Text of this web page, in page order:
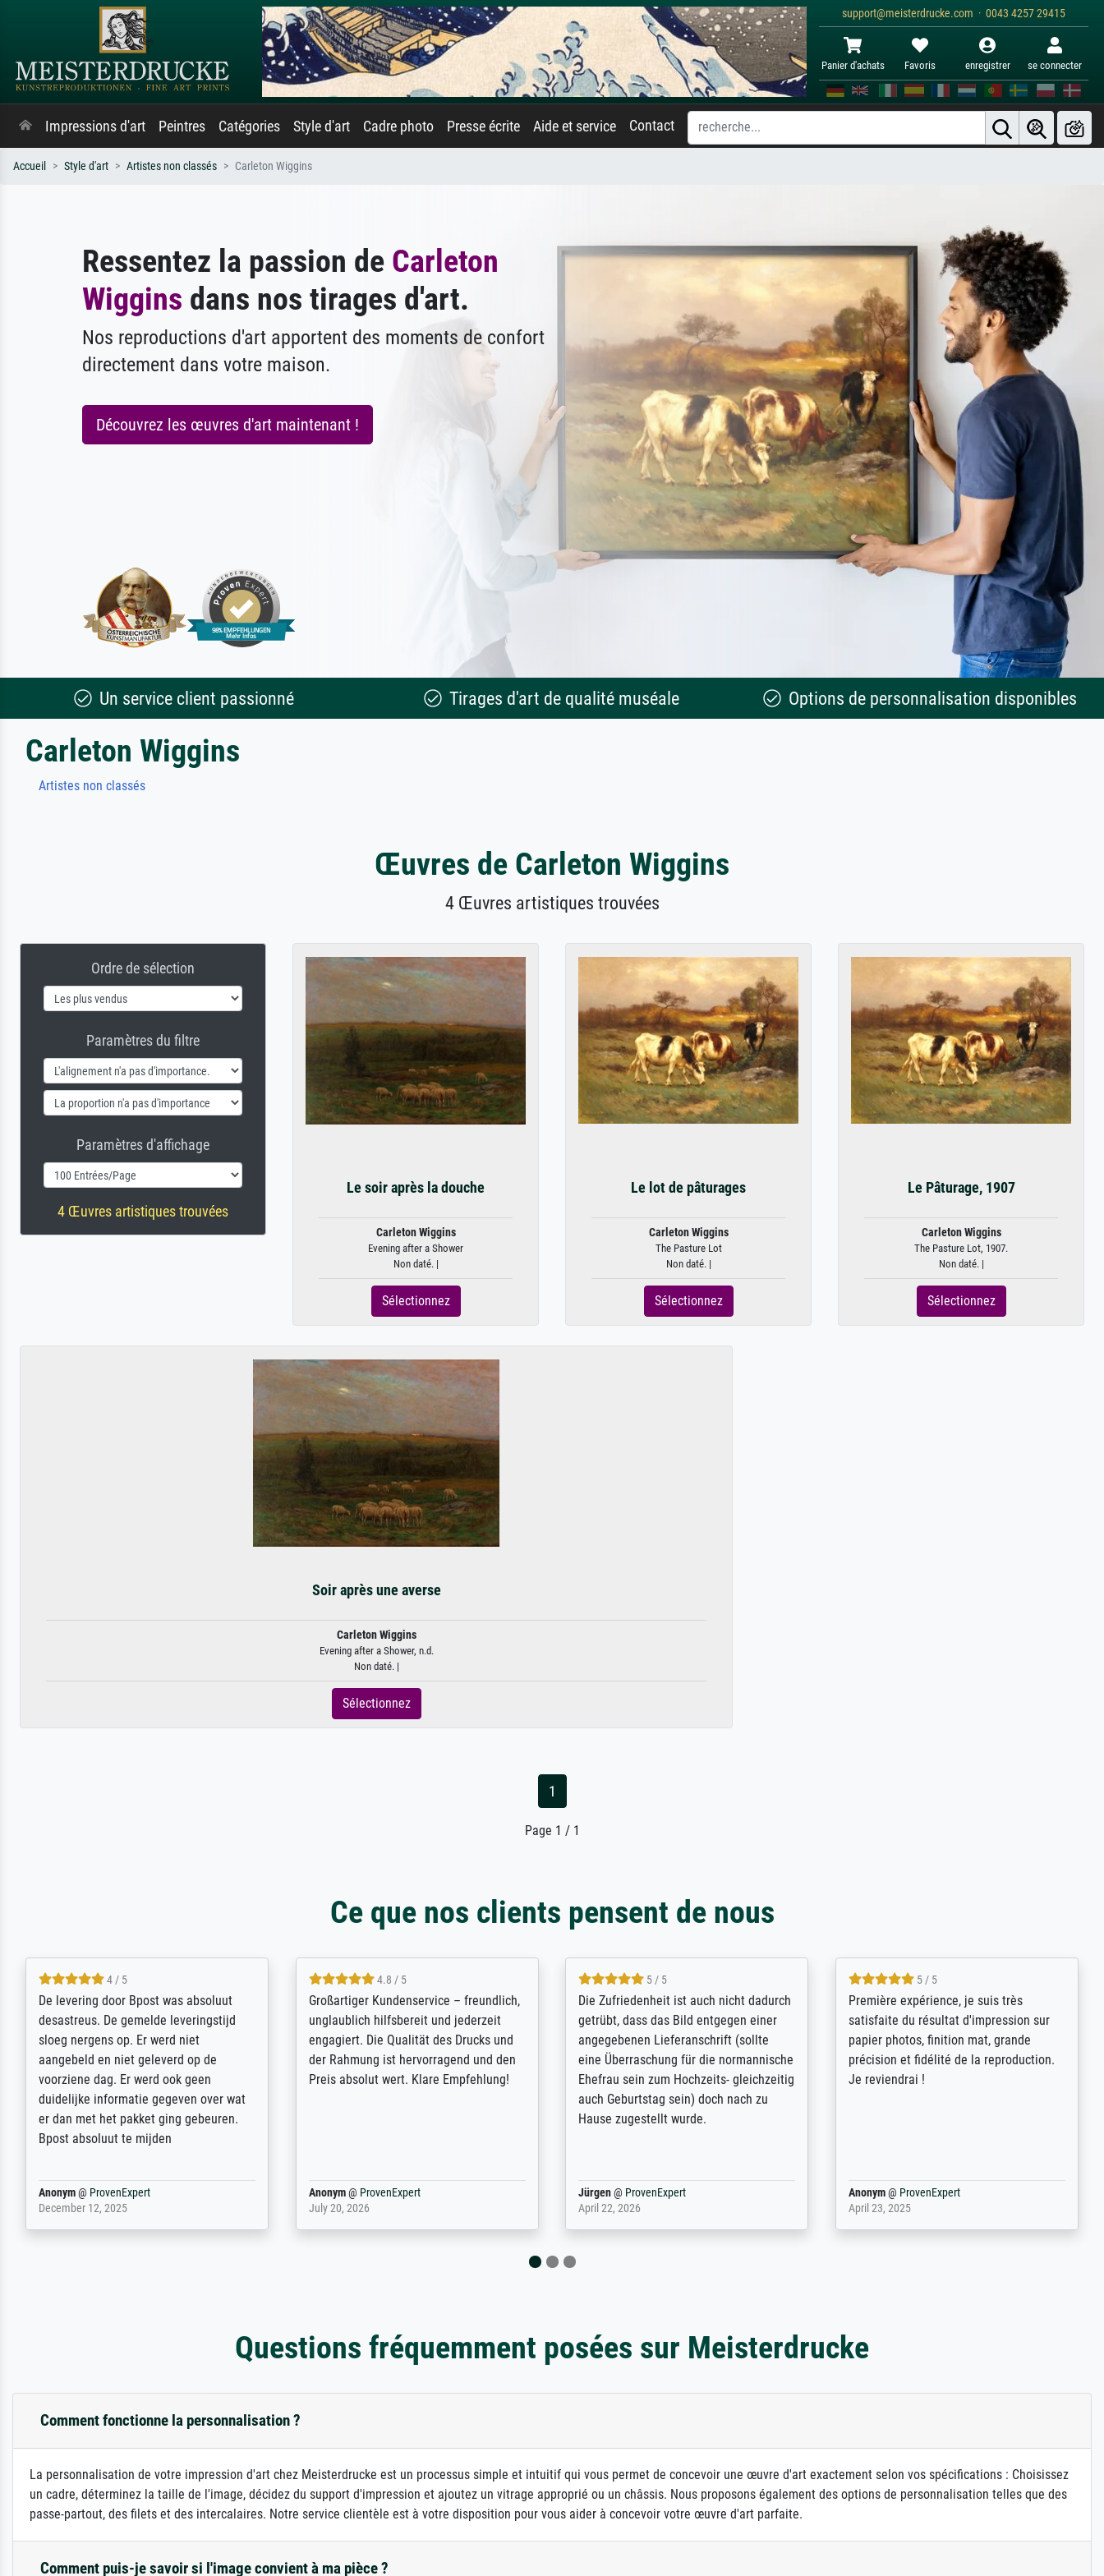
support@meisterdrucke.com · 0043 4257 29415
Panier d'achats Favoris enregistrer se connecter
Impressions d'art Peintres Catégories Style d'art Cadre photo Presse écrite Aide et service Contact
Accueil Style d'art Artistes non classés Carleton Wiggins
Ressentez la passion de Carleton
Wiggins dans nos tirages d'art.
Nos reproductions d'art apportent des moments de confort
directement dans votre maison.
Découvrez les œuvres d'art maintenant !
Un service client passionné Tirages d'art de qualité muséale Options de personnalisation disponibles
Carleton Wiggins
Artistes non classés
Œuvres de Carleton Wiggins
4 Œuvres artistiques trouvées
Ordre de sélection
Paramètres du filtre
Paramètres d'affichage
4 Œuvres artistiques trouvées
Le soir après la douche
Carleton Wiggins
Evening after a Shower
Non daté. |
Sélectionnez
Le lot de pâturages
Carleton Wiggins
The Pasture Lot
Non daté. |
Sélectionnez
Le Pâturage, 1907
Carleton Wiggins
The Pasture Lot, 1907.
Non daté. |
Sélectionnez
Soir après une averse
Carleton Wiggins
Evening after a Shower, n.d.
Non daté. |
Sélectionnez
1
Page 1 / 1
Ce que nos clients pensent de nous
5 / 5
Sehr gute Qualität des Leinwanddrucks
und des Rahmens! Unser Bild wurde
sehr sorgfältig und sicher verpackt, so
dass es unbeschadet bei uns ankam. Es
wird nicht unser letzter Meisterdruck
sein. Vielen Dank!
Reinhold,@ProvenExpert
April 22, 2026
5 / 5
Für ein Erinnerungsbuch mit der
Feldpost meines Großvaters aus dem 1.
Weltkrieg benötigte ich ein
ausdrucksvolles Bild. Das habe ich bei
Ihnen gefunden. Bei der Auswahl der
weiter. Vielen ...
Margot@ProvenExpert
February 20, 2026
4.8 / 5
Hervorragende Qualität. Man kann sich
vieles anpassen lassen, wie z.B.:
Randentfernung, Farbe, Helligkeit,
Kontrast und Weiteres. Sehr freundliche
Kontaktperson per Mail. Das Bild (ein
Kunstdruck) wurde sehr gut verpackt -
sehr starke Papprolle mit Plastikdeckeln
Anonym@ProvenExpert
August 12, 2025
4.8 / 5
Qualité absolument irréprochable.
Extraordinaire diversité des thèmes
abordés et personnalisation des
demandes (recadrage, réajustement des
couleurs). Relation clientèle parfaite.
Anonym@ ProvenExpert
March 31, 2025
Questions fréquemment posées sur Meisterdrucke
Comment fonctionne la personnalisation ?
La personnalisation de votre impression d'art chez Meisterdrucke est un processus simple et intuitif qui vous permet de concevoir une œuvre d'art exactement selon vos spécifications : Choisissez
un cadre, déterminez la taille de l'image, décidez du support d'impression et ajoutez un vitrage approprié ou un châssis. Nous proposons également des options de personnalisation telles que des
passe-partout, des filets et des intercalaires. Notre service clientèle est à votre disposition pour vous aider à concevoir votre œuvre d'art parfaite.
Comment puis-je savoir si l'image convient à ma pièce ?